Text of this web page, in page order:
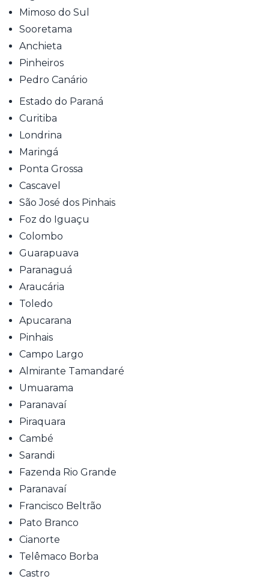
Mimoso do Sul
Sooretama
Anchieta
Pinheiros
Pedro Canário
Estado do Paraná
Curitiba
Londrina
Maringá
Ponta Grossa
Cascavel
São José dos Pinhais
Foz do Iguaçu
Colombo
Guarapuava
Paranaguá
Araucária
Toledo
Apucarana
Pinhais
Campo Largo
Almirante Tamandaré
Umuarama
Paranavaí
Piraquara
Cambé
Sarandi
Fazenda Rio Grande
Paranavaí
Francisco Beltrão
Pato Branco
Cianorte
Telêmaco Borba
Castro